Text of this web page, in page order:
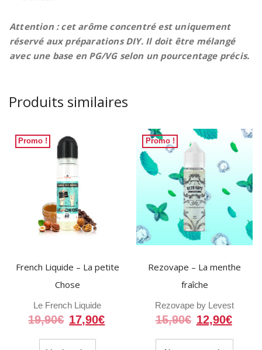
Attention : cet arôme concentré est uniquement
réservé aux préparations DIY. Il doit être mélangé
avec une base en PG/VG selon un pourcentage précis.
Produits similaires
Promo !
French Liquide – La petite
Chose
Le French Liquide
19,90€ Le
17,90€
Promo !
Rezovape – La menthe
fraîche
Rezovape by Levest
15,90€ Le
12,90€